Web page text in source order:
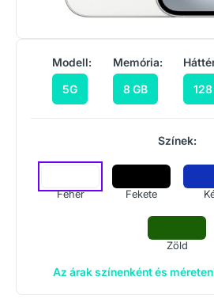
Modell:
5G
Memória:
8 GB
128
Színek:
Fehér Fekete
Zöld
Az árak színenként és